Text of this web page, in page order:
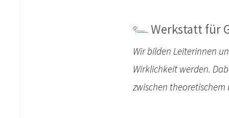
Werkstatt für
Wir bilden Leiterinnen
Wirklichkeit werden.
zwischen